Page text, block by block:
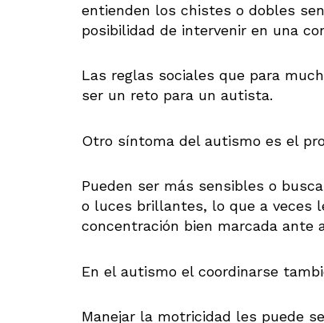
entienden los chistes o dobles
posibilidad de intervenir en una
Las reglas sociales que para
ser un reto para un autista.
Otro síntoma del autismo es el
Pueden ser más sensibles o
o luces brillantes, lo que a veces
concentración bien marcada ante
En el autismo el coordinarse
Manejar la motricidad les puede